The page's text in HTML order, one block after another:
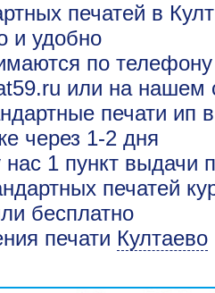
печатей в
и удобно
по
или на нашем
печати ип
через 1-2 дня
1 пункт выдачи
печатей
бесплатно
печати Култаево